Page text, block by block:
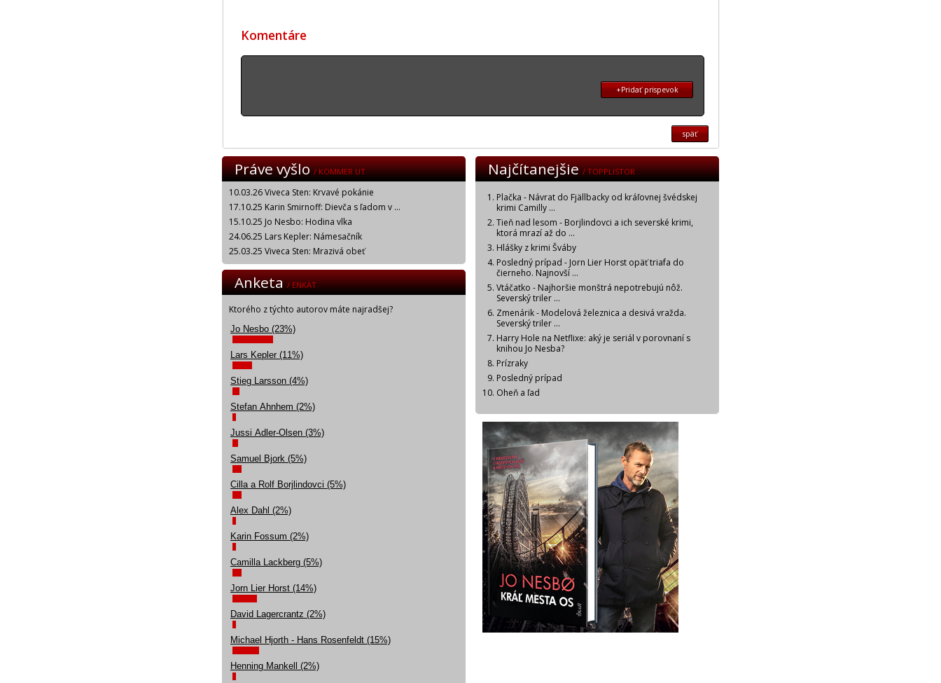
Komentáre
+Pridať prispevok
späť
Práve vyšlo/ KOMMER UT
10.03.26 Viveca Sten: Krvavé pokánie
17.10.25 Karin Smirnoff: Dievča s ľadom v ...
15.10.25 Jo Nesbo: Hodina vlka
24.06.25 Lars Kepler: Námesačník
25.03.25 Viveca Sten: Mrazivá obeť
Najčítanejšie/ TOPPLISTOR
Plačka - Návrat do Fjällbacky od kráľovnej švédskej
krimi Camilly ...
Tieň nad lesom - Borjlindovci a ich severské krimi,
ktorá mrazí až do ...
Hlášky z krimi Šváby
Posledný prípad - Jorn Lier Horst opäť triafa do
čierneho. Najnovší ...
Vtáčatko - Najhoršie monštrá nepotrebujú nôž.
Severský triler ...
Zmenárik - Modelová železnica a desivá vražda.
Severský triler ...
Harry Hole na Netflixe: aký je seriál v porovnaní s
knihou Jo Nesba?
Prízraky
Posledný prípad
Oheň a ľad
Anketa/ ENKÄT
Ktorého z týchto autorov máte najradšej?
Jo Nesbo (23%)
Lars Kepler (11%)
Stieg Larsson (4%)
Stefan Ahnhem (2%)
Jussi Adler-Olsen (3%)
Samuel Bjork (5%)
Cilla a Rolf Borjlindovci (5%)
Alex Dahl (2%)
Karin Fossum (2%)
Camilla Lackberg (5%)
Jorn Lier Horst (14%)
David Lagercrantz (2%)
Michael Hjorth - Hans Rosenfeldt (15%)
Henning Mankell (2%)